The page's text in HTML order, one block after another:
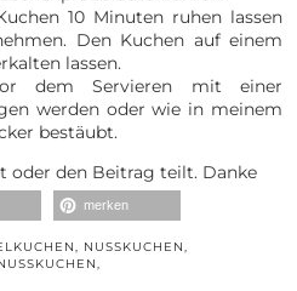
10 Minuten ruhen lassen
Den Kuchen auf einem
lassen.
dem Servieren mit einer
werden oder wie in meinem
bestäubt.
oder den Beitrag teilt. Danke
merken
, NUSSKUCHEN,
,